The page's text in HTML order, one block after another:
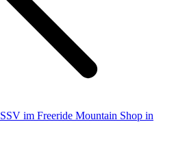
SSV im Freeride Mountain Shop in